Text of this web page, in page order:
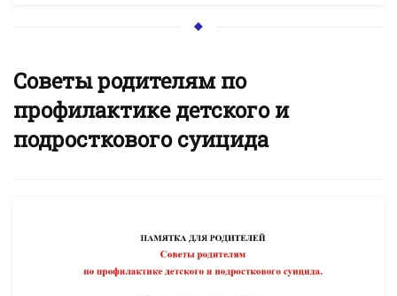
Советы родителям по
профилактике детского и
подросткового суицида